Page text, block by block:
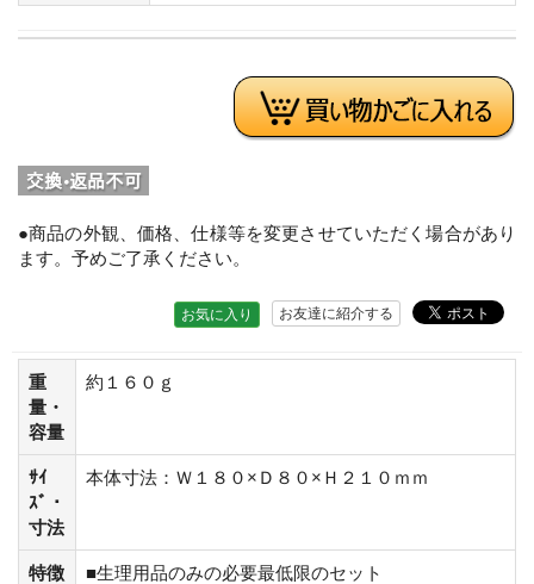
●商品の外観、価格、仕様等を変更させていただく場合があり
ます。予めご了承ください。
お友達に紹介する
お気に入り
重
量・
容量
約１６０ｇ
ｻｲ
ｽﾞ・
寸法
本体寸法：Ｗ１８０×Ｄ８０×Ｈ２１０ｍｍ
特徴
■生理用品のみの必要最低限のセット